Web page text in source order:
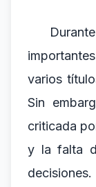
varios
Sin
criticada
y la falta